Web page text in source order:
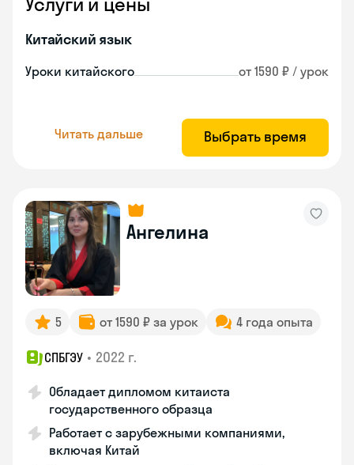
Китайский язык
Уроки китайского от 1590 ₽ / урок
Читать дальше Выбрать время
Ангелина
5 от 1590 ₽ за урок 4 года опыта
СПБГЭУ • 2022 г.
Обладает дипломом китаиста
государственного образца
Работает с зарубежными компаниями,
включая Китай